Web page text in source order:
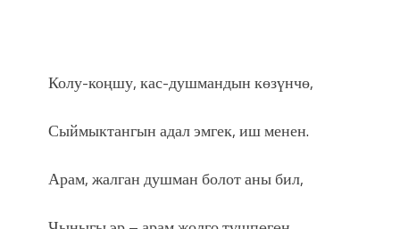
Колу-коңшу, кас-душмандын көзүнчө,
Сыймыктангын адал эмгек, иш менен.
Арам, жалган душман болот аны бил,